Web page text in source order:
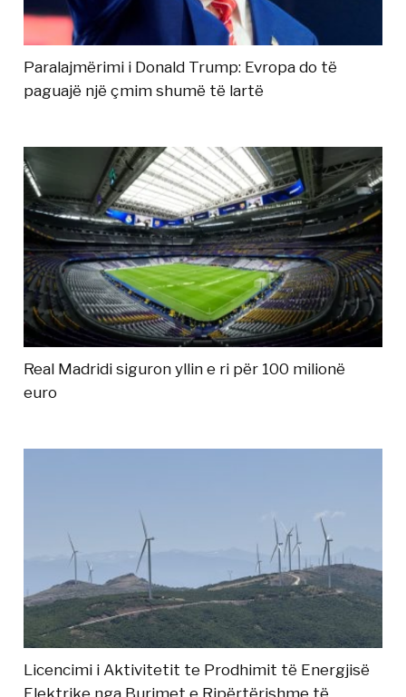
Paralajmërimi i Donald Trump: Evropa do të
paguajë një çmim shumë të lartë
Real Madridi siguron yllin e ri për 100 milionë
euro
Licencimi i Aktivitetit te Prodhimit të Energjisë